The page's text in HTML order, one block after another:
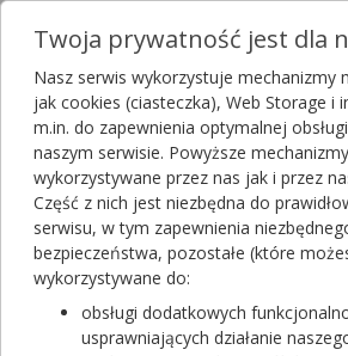
Kłucie w sercu —
objaw. Co może
w sercu i kiedy
u lekarza?
Publikacja: 2023-12-29 11:09 Aktualizacja:
Autor
Artykuł rekomendowany przez:
mgr farmacji specjalista
Andrzej Jakimiuk,magister
Łuczyński
Twoja prywatność jest dla
Nasz serwis wykorzystuje mechanizmy
jak cookies (ciasteczka), Web Storage i
m.in. do zapewnienia optymalnej
naszym serwisie. Powyższe
wykorzystywane przez nas jak i przez
Część z nich jest niezbędna do
serwisu, w tym zapewnienia
bezpieczeństwa, pozostałe (które
wykorzystywane do:
obsługi dodatkowych
usprawniających działanie